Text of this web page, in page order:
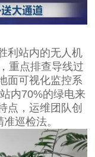
利站内的无人机
重点排查导线过
面可视化监控系
内70%的绿电来
点，运维团队创
巡检法。